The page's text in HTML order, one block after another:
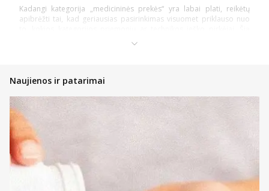
Kadangi kategorija „medicininės prekės“ yra labai plati, reikėtų
apibrėžti tai, kad geriausias pasirinkimas visuomet priklauso nuo
Pasidalinsime bendromis įžvalgomis, ką vertėtų žinoti kiekvienam
pirkėjui, nusprendusiam pirkti internetinėje vaistinėje, kad įsigytų
priemonių ir technikos nauda būtų pati didžiausia!
Atsidarykite prekės puslapyje ir perskaitykite aprašymą,
instrukcijas bei kitą aktualią informaciją;
Jeigu prekė patiko, tačiau norite dar pasidairyti po prekių
sugrįžti vėliau;
Nedvejokite konsultuotis su internetinės vaistinės komanda,
kad gautumėte profesionalų patarimą bet kuriuo klausimu;
Naujienos ir patarimai